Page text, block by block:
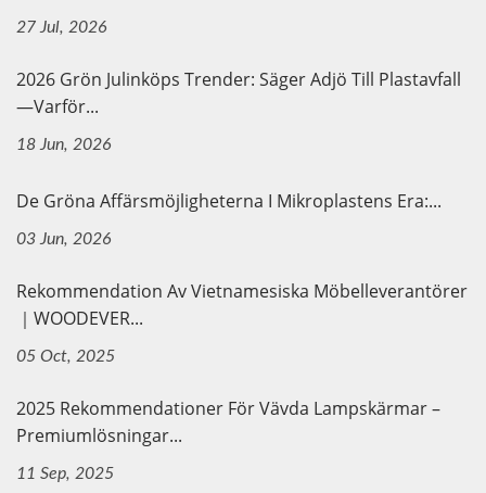
27 Jul, 2026
2026 Grön Julinköps Trender: Säger Adjö Till Plastavfall
—Varför...
18 Jun, 2026
De Gröna Affärsmöjligheterna I Mikroplastens Era:...
03 Jun, 2026
Rekommendation Av Vietnamesiska Möbelleverantörer
｜WOODEVER...
05 Oct, 2025
2025 Rekommendationer För Vävda Lampskärmar –
Premiumlösningar...
11 Sep, 2025